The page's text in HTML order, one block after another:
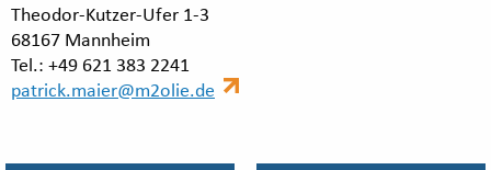
Theodor-Kutzer-Ufer 1-3
68167 Mannheim
Tel.: +49 621 383 2241
patrick.maier@m2olie.de